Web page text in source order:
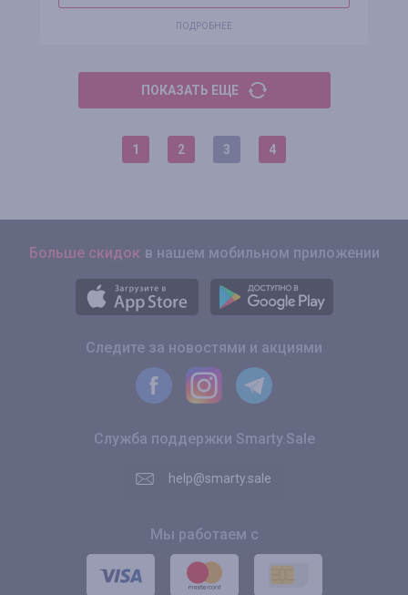
ПОДРОБНЕЕ
ПОКАЗАТЬ ЕЩЕ
1 2 3 4
Больше скидок в нашем мобильном приложении
Следите за новостями и акциями
Служба поддержки Smarty.Sale
help@smarty.sale
Мы работаем с